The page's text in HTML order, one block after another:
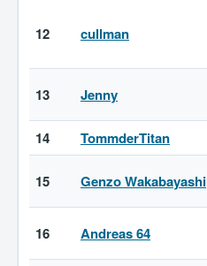
12 cullman
13 Jenny
14 TommderTitan
15 Genzo Wakabayashi
16 Andreas 64